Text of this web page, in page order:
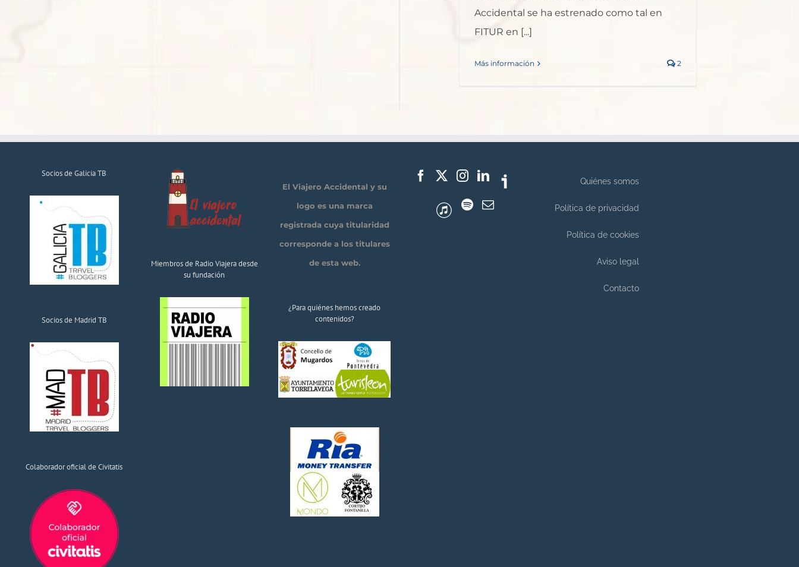
Accidental se ha estrenado como tal en
FITUR en [...]
Más información 2
Socios de Galicia TB
Socios de Madrid TB
Colaborador oficial de Civitatis
Miembros de Radio Viajera desde
su fundación
El Viajero Accidental y su
logo es una marca
registrada cuya titularidad
corresponde a los titulares
de esta web.
¿Para quiénes hemos creado
contenidos?
Quiénes somos
Política de privacidad
Política de cookies
Aviso legal
Contacto